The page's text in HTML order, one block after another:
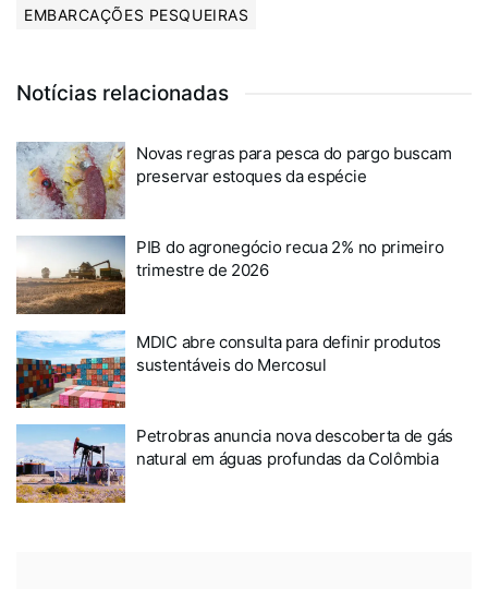
EMBARCAÇÕES PESQUEIRAS
Notícias relacionadas
Novas regras para pesca do pargo buscam
preservar estoques da espécie
PIB do agronegócio recua 2% no primeiro
trimestre de 2026
MDIC abre consulta para definir produtos
sustentáveis do Mercosul
Petrobras anuncia nova descoberta de gás
natural em águas profundas da Colômbia